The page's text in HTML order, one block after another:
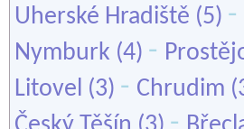
Uherské Hradiště (5) -
Nymburk (4) -
Litovel (3) - Chrudim